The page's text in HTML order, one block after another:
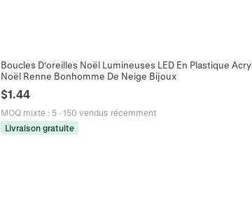
Boucles D'oreilles Noël Lumineuses LED En Plastique
Noël Renne Bonhomme De Neige Bijoux
$1.44
MOQ mixte : 5 · 150 vendus récemment
Livraison gratuite